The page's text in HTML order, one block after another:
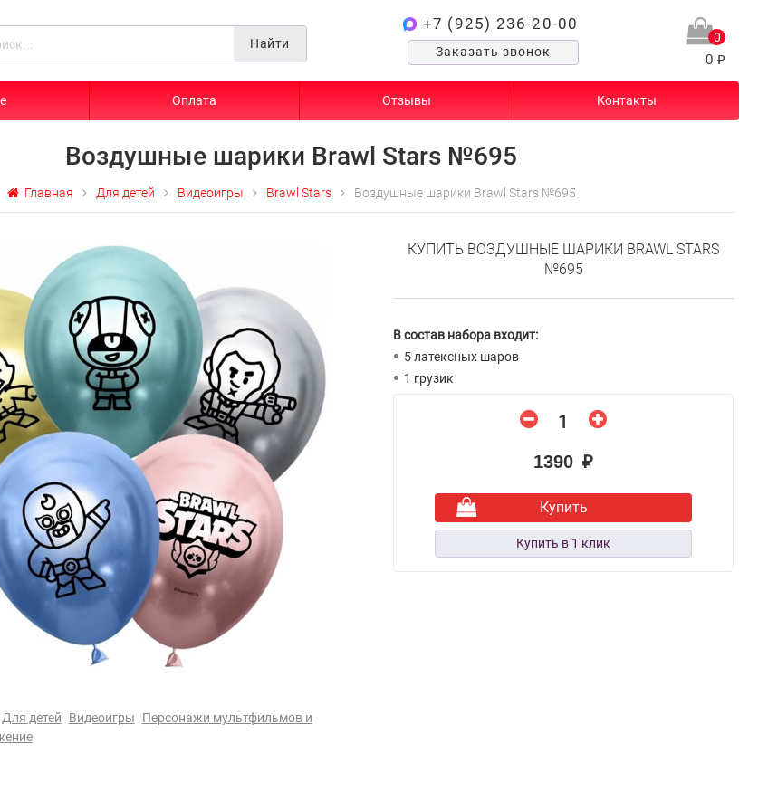
Найти
+7 (925) 236-20-00
Заказать звонок
0
0 ₽
Оплата Отзывы Контакты
Воздушные шарики Brawl Stars №695
Главная Для детей Видеоигры Brawl Stars Воздушные шарики Brawl Stars №695
Для детей Видеоигры
Персонажи мультфильмов и
КУПИТЬ ВОЗДУШНЫЕ ШАРИКИ BRAWL STARS
№695
В состав набора входит:
5 латексных шаров
1 грузик
1390 ₽
Купить